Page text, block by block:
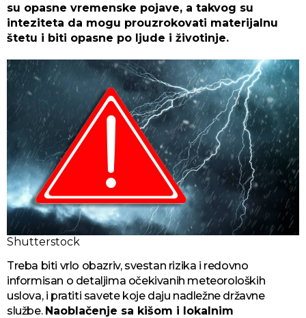
su opasne vremenske pojave, a takvog su
inteziteta da mogu prouzrokovati materijalnu
štetu i biti opasne po ljude i životinje.
Shutterstock
Treba biti vrlo obazriv, svestan rizika i redovno
informisan o detaljima očekivanih meteoroloških
uslova, i pratiti savete koje daju nadležne državne
službe. Naoblačenje sa kišom i lokalnim